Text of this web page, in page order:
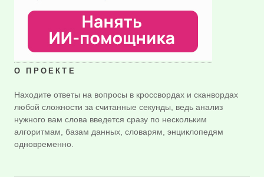
О ПРОЕКТЕ
Находите ответы на вопросы в кроссвордах и сканвордах
любой сложности за считанные секунды, ведь анализ
нужного вам слова введется сразу по нескольким
алгоритмам, базам данных, словарям, энциклопедям
одновременно.